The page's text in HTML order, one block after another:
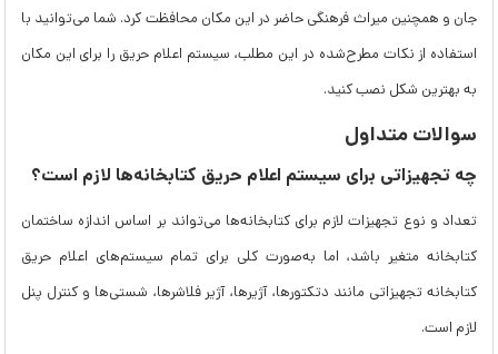
جان و همچنین میراث فرهنگی حاضر در این مکان محافظت کرد. شما می‌توانید با
استفاده از نکات مطرح‌شده در این مطلب، سیستم اعلام حریق را برای این مکان
به بهترین شکل نصب کنید.
سوالات متداول
چه تجهیزاتی برای سیستم اعلام حریق کتابخانه‌ها لازم است؟
تعداد و نوع تجهیزات لازم برای کتابخانه‌ها می‌تواند بر اساس اندازه ساختمان
کتابخانه متغیر باشد، اما به‌صورت کلی برای تمام سیستم‌های اعلام حریق
کتابخانه تجهیزاتی مانند دتکتورها، آژیرها، آژیر فلاشرها، شستی‌ها و کنترل پنل
لازم است.